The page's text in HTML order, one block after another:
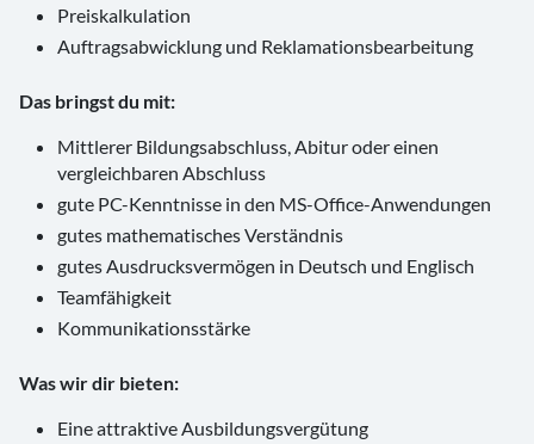
Preiskalkulation
Auftragsabwicklung und Reklamationsbearbeitung
Das bringst du mit:
Mittlerer Bildungsabschluss, Abitur oder einen
vergleichbaren Abschluss
gute PC-Kenntnisse in den MS-Office-Anwendungen
gutes mathematisches Verständnis
gutes Ausdrucksvermögen in Deutsch und Englisch
Teamfähigkeit
Kommunikationsstärke
Was wir dir bieten:
Eine attraktive Ausbildungsvergütung